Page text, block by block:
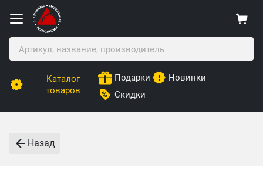
Каталог
товаров
Подарки
Новинки
Скидки
Назад